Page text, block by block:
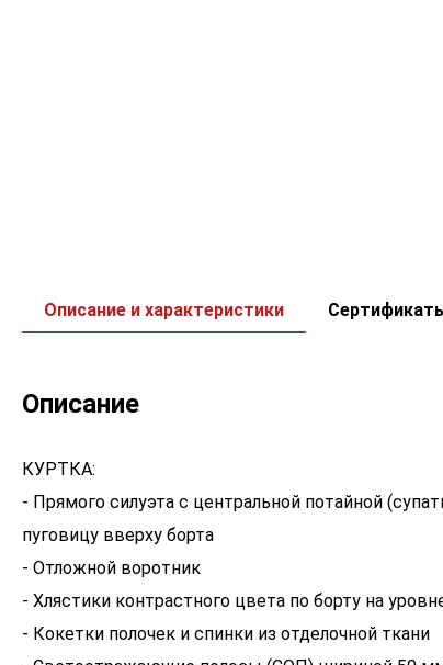
Описание и характеристики
Описание
КУРТКА:
- Прямого силуэта с центральной потайной
пуговицу вверху борта
- Отложной воротник
- Хлястики контрастного цвета по борту на
- Кокетки полочек и спинки из отделочной ткани